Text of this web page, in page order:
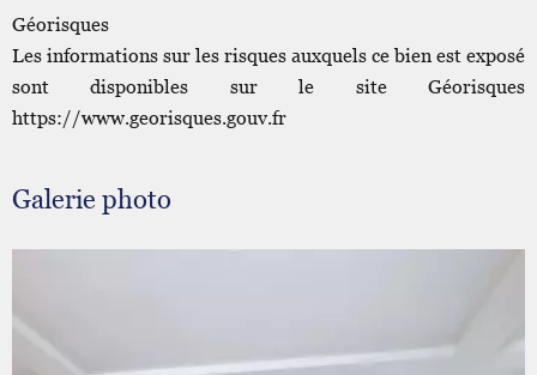
Géorisques
Les informations sur les risques auxquels ce bien est exposé
sont disponibles sur le site Géorisques
https://www.georisques.gouv.fr
Galerie photo